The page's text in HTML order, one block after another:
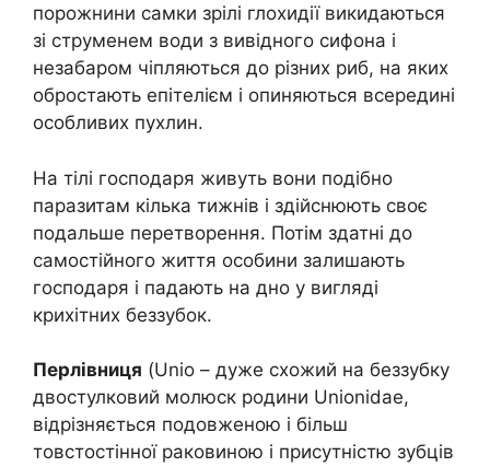
порожнини самки зрілі глохидії викидаються
зі струменем води з вивідного сифона і
незабаром чіпляються до різних риб, на яких
обростають епітелієм і опиняються всередині
особливих пухлин.
На тілі господаря живуть вони подібно
паразитам кілька тижнів і здійснюють своє
подальше перетворення. Потім здатні до
самостійного життя особини залишають
господаря і падають на дно у вигляді
крихітних беззубок.
Перлівниця (Unio – дуже схожий на беззубку
двостулковий молюск родини Unionidae,
відрізняється подовженою і більш
товстостінної раковиною і присутністю зубців